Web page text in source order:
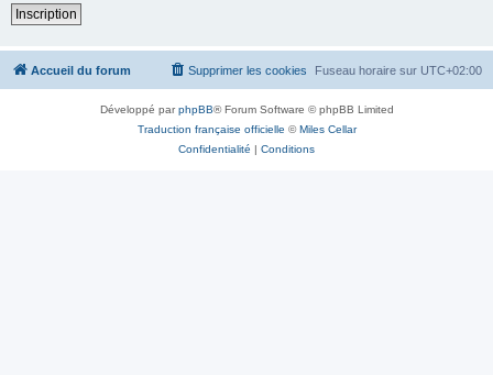
Inscription
Accueil du forum Fuseau horaire sur UTC+02:00
Supprimer les cookies
Développé parphpBB® Forum Software © phpBB Limited
Traduction française officielle ©Miles Cellar
Confidentialité | Conditions